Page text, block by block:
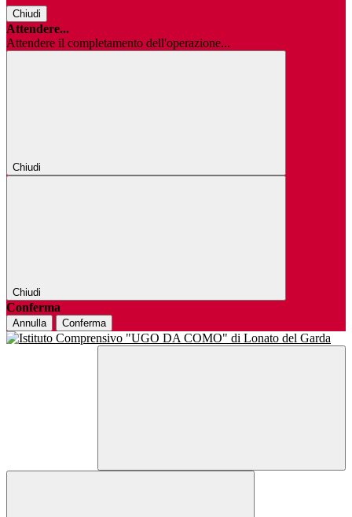
Chiudi
Attendere...
Attendere il completamento dell'operazione...
Chiudi
Chiudi
Conferma
Annulla Conferma